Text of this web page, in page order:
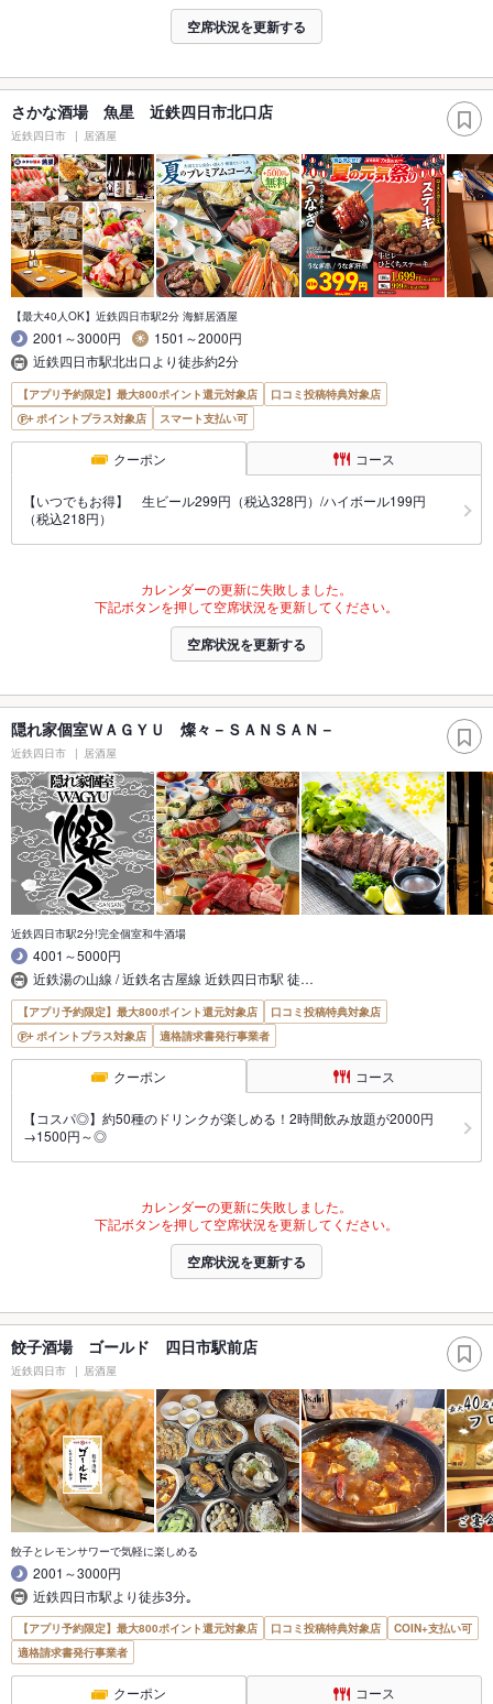
空席状況を更新する
さかな酒場 魚星 近鉄四日市北口店
近鉄四日市 居酒屋
【最大40人OK】近鉄四日市駅2分 海鮮居酒屋
2001～3000円
1501～2000円
近鉄四日市駅北出口より徒歩約2分
【アプリ予約限定】最大800ポイント還元対象店
口コミ投稿特典対象店
ポイントプラス対象店
スマート支払い可
クーポン コース
【いつでもお得】 生ビール299円（税込328円）/ハイボール199円
（税込218円）
カレンダーの更新に失敗しました。
下記ボタンを押して空席状況を更新してください。
空席状況を更新する
隠れ家個室ＷＡＧＹＵ 燦々－ＳＡＮＳＡＮ－
近鉄四日市 居酒屋
近鉄四日市駅2分!完全個室和牛酒場
4001～5000円
近鉄湯の山線 / 近鉄名古屋線 近鉄四日市駅 徒…
【アプリ予約限定】最大800ポイント還元対象店
口コミ投稿特典対象店
ポイントプラス対象店
適格請求書発行事業者
クーポン コース
【コスパ◎】約50種のドリンクが楽しめる！2時間飲み放題が2000円
→1500円～◎
カレンダーの更新に失敗しました。
下記ボタンを押して空席状況を更新してください。
空席状況を更新する
餃子酒場 ゴールド 四日市駅前店
近鉄四日市 居酒屋
餃子とレモンサワーで気軽に楽しめる
2001～3000円
近鉄四日市駅より徒歩3分｡
【アプリ予約限定】最大800ポイント還元対象店 口コミ投稿特典対象店
COIN+支払い可
適格請求書発行事業者
クーポン コース